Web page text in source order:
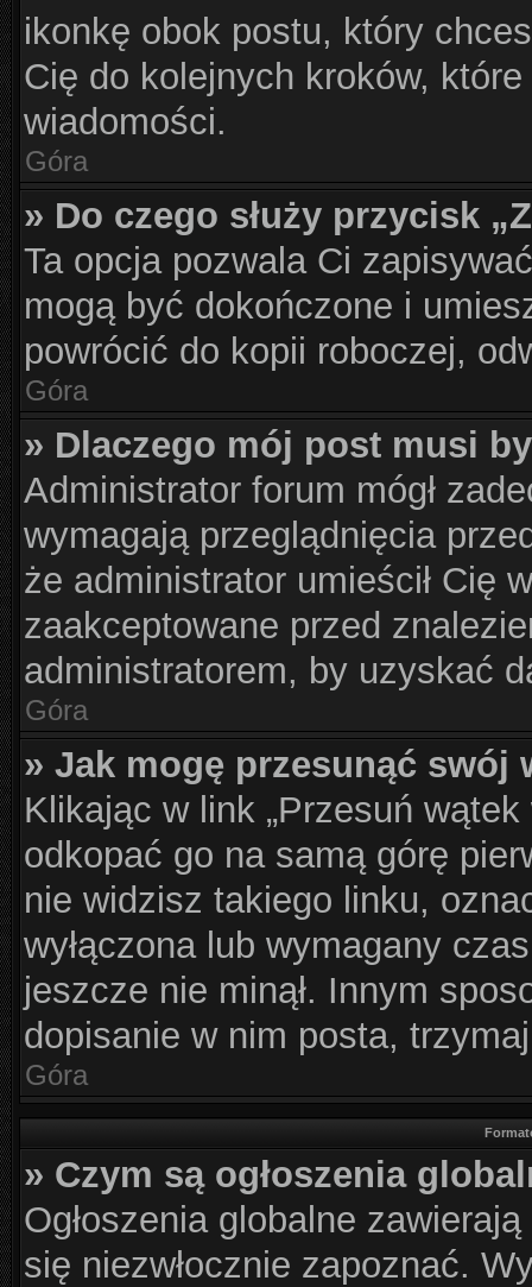
ikonkę obok postu, który
Cię do kolejnych kroków,
wiadomości.
Góra
» Do czego służy przycisk
Ta opcja pozwala Ci
mogą być dokończone i
powrócić do kopii roboczej,
Góra
» Dlaczego mój post musi
Administrator forum mógł
wymagają przeglądnięcia
że administrator umieścił Cię
zaakceptowane przed
administratorem, by uzyskać
Góra
» Jak mogę przesunąć swój
Klikając w link „Przesuń
odkopać go na samą górę
nie widzisz takiego linku,
wyłączona lub wymagany
jeszcze nie minął. Innym
dopisanie w nim posta,
Góra
» Czym są ogłoszenia
Ogłoszenia globalne
się niezwłocznie zapoznać.